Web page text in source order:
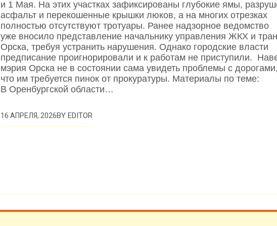
и 1 Мая. На этих участках зафиксированы глубокие ямы,
асфальт и перекошенные крышки люков, а на многих отрезках
полностью отсутствуют тротуары. Ранее надзорное ведомство
уже вносило представление начальнику управления ЖКХ и
Орска, требуя устранить нарушения. Однако городские власти
предписание проигнорировали и к работам не приступили.
мэрия Орска не в состоянии сама увидеть проблемы с дорогами,
что им требуется пинок от прокуратуры. Материалы по теме:
В Оренбургской области…
16 АПРЕЛЯ, 2026BY EDITOR